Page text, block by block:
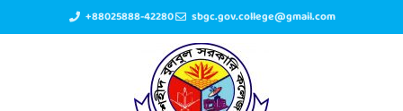
+88025888-42280 sbgc.gov.college@gmail.com